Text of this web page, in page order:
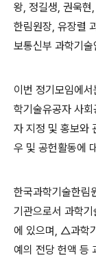
왕, 정길생, 권욱현
한림원장, 유장렬
보통신부 과학기
이번 정기모임에
학기술유공자 사
자 지정 및 홍보와
우 및 공헌활동에
한국과학기술한림
기관으로서 과학
에 있으며, △과학
예의 전당 헌액 등